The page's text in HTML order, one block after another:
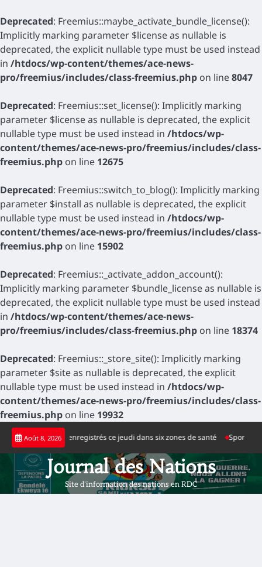
Deprecated: Freemius::maybe_activate_bundle_license():
Implicitly marking parameter $license as nullable is
deprecated, the explicit nullable type must be used instead
in /htdocs/wp-content/themes/ace-news-
pro/freemius/includes/class-freemius.php on line8047
Deprecated: Freemius::set_license(): Implicitly marking
parameter $license as nullable is deprecated, the explicit
nullable type must be used instead in /htdocs/wp-
content/themes/ace-news-pro/freemius/includes/class-
freemius.php on line 12675
Deprecated: Freemius::switch_to_blog(): Implicitly marking
parameter $install as nullable is deprecated, the explicit
nullable type must be used instead in /htdocs/wp-
content/themes/ace-news-pro/freemius/includes/class-
freemius.php on line 15902
Deprecated: Freemius::_activate_addon_account():
Implicitly marking parameter $bundle_license as nullable is
deprecated, the explicit nullable type must be used instead
in /htdocs/wp-content/themes/ace-news-
pro/freemius/includes/class-freemius.php on line 18374
Deprecated: Freemius::_store_site(): Implicitly marking
parameter $site as nullable is deprecated, the explicit
nullable type must be used instead in /htdocs/wp-
content/themes/ace-news-pro/freemius/includes/class-
freemius.php on line 19932
Skip
content
Août 8, 2026
d’Ebola enregistrés ce jeudi dans six zones de santé Sport : la
Journal des Nations
Site d'information des nations en RDC